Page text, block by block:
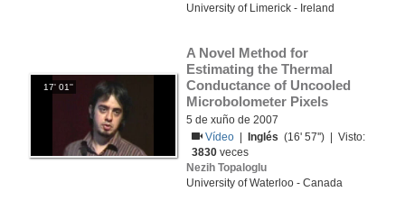
University of Limerick - Ireland
17' 01''
A Novel Method for
Estimating the Thermal
Conductance of Uncooled
Microbolometer Pixels
5 de xuño de 2007
Vídeo
Inglés (16' 57'') | Visto:
3830 veces
Nezih Topaloglu
University of Waterloo - Canada